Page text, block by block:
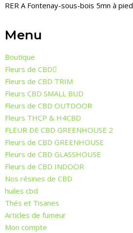
RER A Fontenay-sous-bois 5mn à pied
Menu
Boutique
Fleurs de CBD
Fleurs de CBD TRIM
Fleurs CBD SMALL BUD
Fleurs de CBD OUTDOOR
Fleurs THCP & H4CBD
FLEUR DE CBD GREENHOUSE 2
Fleurs de CBD GREENHOUSE
Fleurs de CBD GLASSHOUSE
Fleurs de CBD INDOOR
Nos résines de CBD
huiles cbd
Thés et Tisanes
Articles de fumeur
Mon compte